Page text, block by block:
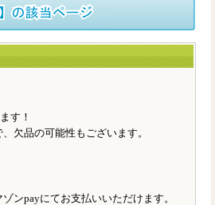
す！
欠品の可能性もございます。
ンpayにてお支払いいただけます。